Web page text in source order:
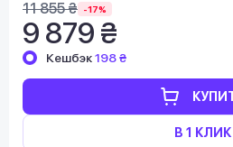
11 855 ₴ -17%
9 879 ₴
В 1 КЛИК
Кешбэк198 ₴